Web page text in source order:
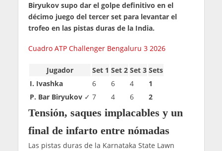
Biryukov supo dar el golpe definitivo en el
décimo juego del tercer set para levantar el
trofeo en las pistas duras de la India.
Cuadro ATP Challenger Bengaluru 3 2026
Jugador Set 1 Set 2 Set 3 Sets
I. Ivashka
6 6 4
1
P. Bar Biryukov✓ 7 4 6 2
Tensión, saques implacables y un
final de infarto entre nómadas
Las pistas duras de la Karnataka State Lawn